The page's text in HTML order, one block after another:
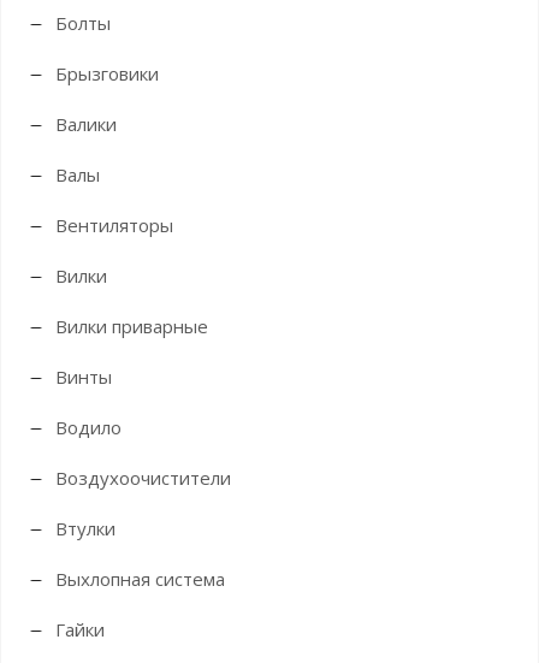
Болты
Брызговики
Валики
Валы
Вентиляторы
Вилки
Вилки приварные
Винты
Водило
Воздухоочистители
Втулки
Выхлопная система
Гайки